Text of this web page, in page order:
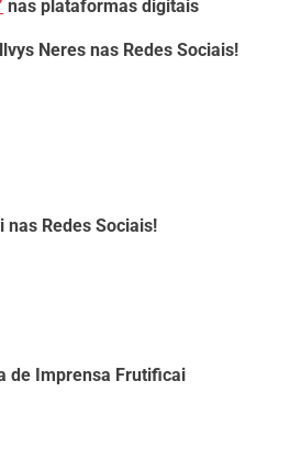
nas plataformas digitais
Neres nas Redes Sociais!
Redes Sociais!
de Imprensa Frutificai